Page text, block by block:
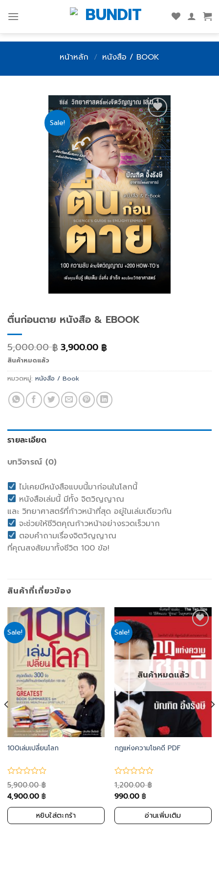
content
หน้าหลัก / หนังสือ / BOOK
Sale!
Add
to
wishlist
ตื่นก่อนตาย หนังสือ & EBOOK
5,000.00฿ 3,900.00 ฿
สินค้าหมดแล้ว
หมวดหมู่: หนังสือ / Book
รายละเอียด
บทวิจารณ์ (0)
ไม่เคยมีหนังสือแบบนี้มาก่อนในโลกนี้
หนังสือเล่มนี้ มีทั้ง จิตวิญญาณ
และ วิทยาศาสตร์ที่ก้าวหน้าที่สุด อยู่ในเล่มเดียวกัน
จะช่วยให้ชีวิตคุณก้าวหน้าอย่างรวดเร็วมาก
ตอบคำถามเรื่องจิตวิญญาณ
ที่คุณสงสัยมาทั้งชีวิต 100 ข้อ!
สินค้าที่เกี่ยวข้อง
Sale!
Add
wishlist
100เล่มเปลี่ยนโลก
5,900.00฿
4,900.00 ฿
หยิบใส่ตะกร้า
Sale!
Add
to
wishlist
สินค้าหมดแล้ว
กฎแห่งความโชคดี PDF
1,200.00฿
990.00 ฿
อ่านเพิ่มเติม